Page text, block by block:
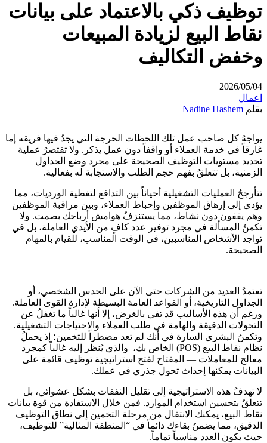
توظيف ذكي بالاعتماد على بيانات
نقاط البيع لزيادة المبيعات
وخفض التكاليف
2026/05/04
اعمال
بقلم Nadine Hashem
يواجهُ كل صاحب عمل تلك اللحظات الحرجة التي يجدُ فيها فريقه إما
غارقاً في خدمة العملاء أو واقفاً دون عمل يذكر. ولا تقتصرُ عملية
تحديد مستويات التوظيف الصحيحة على مجرد وضع الجداول
الزمنية، بل تتعلقُ بفهم حجم الطلب والاستجابة له بفعالية.
تتأرجحُ العمليات التشغيلية أحياناً بين التدافع لتغطية الورديات، مما
يؤدي إلى إرهاق الموظفين وإحباط العملاء، وبين مراقبة الموظفين
وهم يقفون دون نشاط، مما يستنزفُ هوامش أرباحك بصمت. ولا
تكمنُ المسألة في مجرد توفير عدد كافٍ من الأيدي العاملة، بل في
تواجد الأشخاص المناسبين، في الوقت المناسب، للقيام بالمهام
الصحيحة.
تعتمدُ العديد من الشركات حتى الآن على الحدس الشخصي، أو
الجداول التاريخية، أو القواعد العامة البسيطة لإدارة القوى العاملة.
ورغم أن هذه الأساليب قد تفي بالغرض، إلا أنها غالباً ما تغفلُ عن
التحولات الدقيقة والهامة في طلب العملاء والاحتياجات التشغيلية.
وتكمنُ البشرى السارة في أنك لم تعد مضطراً للتخمين؛ إذ يحملُ
نظام نقاط البيع (POS) الخاص بك، والذي يُنظر إليه غالباً كمجرد
معالج للمعاملات — المفتاح لفتح استراتيجية توظيف قائمة على
البيانات يمكنها إحداث تحول جذري في عملك.
لا تهدفُ هذه الاستراتيجية إلى تقليل النفقات بشكل عشوائي، بل
تتعلقُ بتحسين استخدام الموارد. فمن خلال الاستفادة من قوة بيانات
نقاط البيع، يمكنك الانتقال من مرحلة التخمين إلى نطاق التوظيف
الدقيق، مما يضمنُ بقاءك دائماً في “المنطقة المثالية” للتوظيف،
حيث يكون العدد مناسباً تماماً.